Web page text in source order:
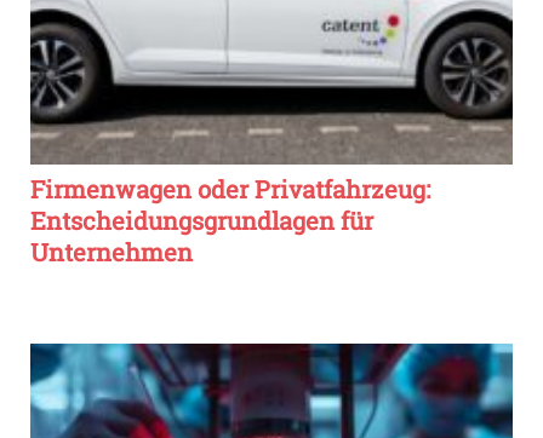
Firmenwagen oder Privatfahrzeug:
Entscheidungsgrundlagen für
Unternehmen